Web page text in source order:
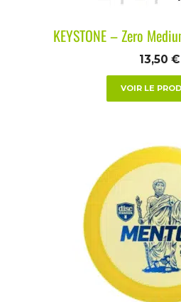
KEYSTONE – Zero
13,50 €
VOIR LE